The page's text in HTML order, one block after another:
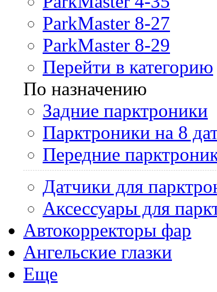
ParkMaster 8-27
ParkMaster 8-29
Перейти в категорию
По назначению
Задние парктроники
Парктроники на 8
Передние
Датчики для
Аксессуары для
Автокорректоры фар
Ангельские глазки
Еще